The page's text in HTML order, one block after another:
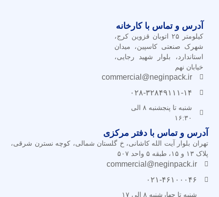
آدرس و تماس با کارخانه
کیلومتر ۲۵ اتوبان قزوین کرج،
شهرک صنعتی کاسپین، میدان
استاندارد، بلوار شهید رجایی،
خیابان نهم
commercial@neginpack.ir
۰۲۸-۳۲۸۴۹۱۱۱-۱۴
شنبه تا پنجشنبه ۸ الی
۱۶:۳۰
آدرس و تماس با دفتر مرکزی
تهران بلوار آیت الله کاشانی، خ گلستان شمالی، کوچه نسترن شرقی،
پلاک ۱۳ و ۱۵، طبقه ۵ واحد ۵۰۷
commercial@neginpack.ir
۰۲۱-۴۶۱۰۰۰۴۶
شنبه تا چهارشنبه ۸ الی ۱۷